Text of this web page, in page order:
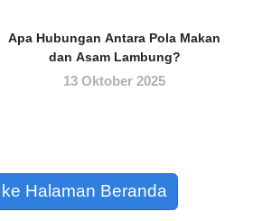
Apa Hubungan Antara Pola Makan
dan Asam Lambung?
13 Oktober 2025
Halaman Beranda